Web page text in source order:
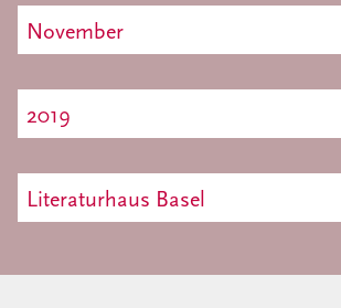
November
2019
Literaturhaus Basel